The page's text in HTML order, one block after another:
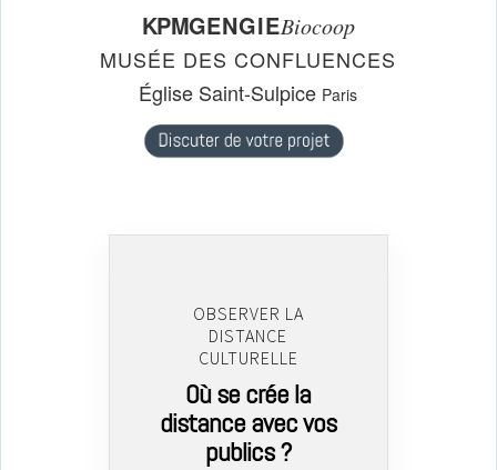
KPMGENGIEBiocoop
MUSÉE DES CONFLUENCES
Église Saint-Sulpice Paris
OBSERVER LA
DISTANCE
CULTURELLE
Où se crée la
distance avec vos
publics ?